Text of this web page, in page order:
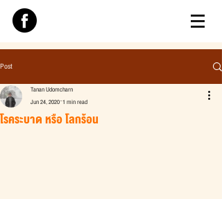
Post
โรคระบาด หรือ โลกร้อน
Tanan Udomcharn
Jun 24, 2020 1 min read